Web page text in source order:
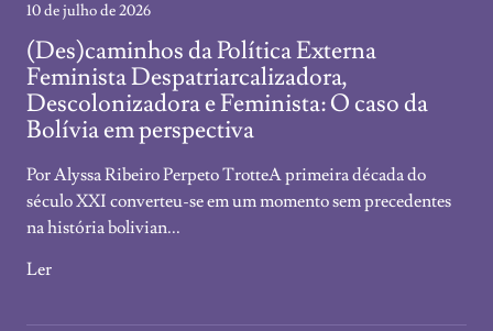
10 de julho de 2026
(Des)caminhos da Política Externa
Feminista Despatriarcalizadora,
Descolonizadora e Feminista: O caso da
Bolívia em perspectiva
Por Alyssa Ribeiro Perpeto TrotteA primeira década do
século XXI converteu-se em um momento sem precedentes
na história bolivian...
Ler